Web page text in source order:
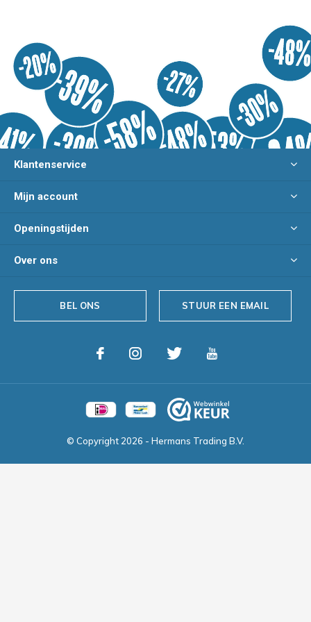
Klantenservice
Mijn account
Openingstijden
Over ons
BEL ONS STUUR EEN EMAIL
© Copyright 2026 - Hermans Trading B.V.